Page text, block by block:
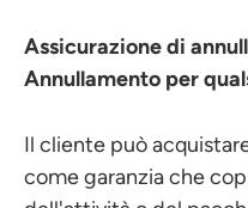
Assicurazione di
Annullamento per
Il cliente può
come garanzia che